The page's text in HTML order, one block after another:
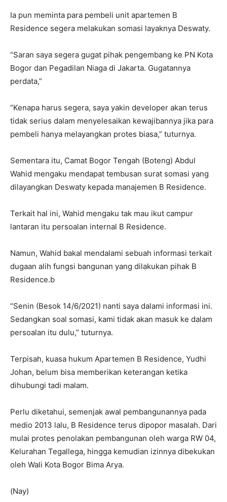
Ia pun meminta para pembeli unit apartemen B
Residence segera melakukan somasi layaknya Deswaty.
“Saran saya segera gugat pihak pengembang ke PN Kota
Bogor dan Pegadilan Niaga di Jakarta. Gugatannya
perdata,”
“Kenapa harus segera, saya yakin developer akan terus
tidak serius dalam menyelesaikan kewajibannya jika para
pembeli hanya melayangkan protes biasa,” tuturnya.
Sementara itu, Camat Bogor Tengah (Boteng) Abdul
Wahid mengaku mendapat tembusan surat somasi yang
dilayangkan Deswaty kepada manajemen B Residence.
Terkait hal ini, Wahid mengaku tak mau ikut campur
lantaran itu persoalan internal B Residence.
Namun, Wahid bakal mendalami sebuah informasi terkait
dugaan alih fungsi bangunan yang dilakukan pihak B
Residence.b
“Senin (Besok 14/6/2021) nanti saya dalami informasi ini.
Sedangkan soal somasi, kami tidak akan masuk ke dalam
persoalan itu dulu,” tuturnya.
Terpisah, kuasa hukum Apartemen B Residence, Yudhi
Johan, belum bisa memberikan keterangan ketika
dihubungi tadi malam.
Perlu diketahui, semenjak awal pembangunannya pada
medio 2013 lalu, B Residence terus dipopor masalah. Dari
mulai protes penolakan pembangunan oleh warga RW 04,
Kelurahan Tegallega, hingga kemudian izinnya dibekukan
oleh Wali Kota Bogor Bima Arya.
(Nay)